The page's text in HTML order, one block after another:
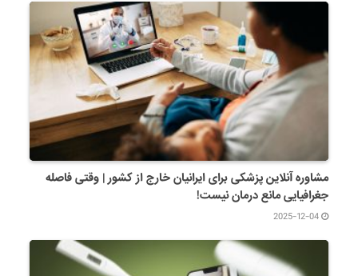
مشاوره آنلاین پزشکی برای ایرانیان خارج از کشور | وقتی فاصله
جغرافیایی مانع درمان نیست!
2025-12-04